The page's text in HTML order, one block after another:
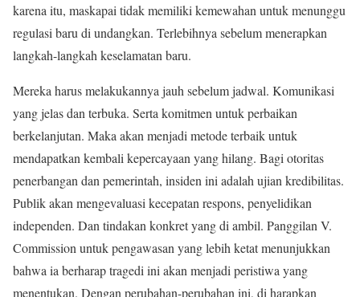
karena itu, maskapai tidak memiliki kemewahan untuk menunggu
regulasi baru di undangkan. Terlebihnya sebelum menerapkan
langkah-langkah keselamatan baru.
Mereka harus melakukannya jauh sebelum jadwal. Komunikasi
yang jelas dan terbuka. Serta komitmen untuk perbaikan
berkelanjutan. Maka akan menjadi metode terbaik untuk
mendapatkan kembali kepercayaan yang hilang. Bagi otoritas
penerbangan dan pemerintah, insiden ini adalah ujian kredibilitas.
Publik akan mengevaluasi kecepatan respons, penyelidikan
independen. Dan tindakan konkret yang di ambil. Panggilan V.
Commission untuk pengawasan yang lebih ketat menunjukkan
bahwa ia berharap tragedi ini akan menjadi peristiwa yang
menentukan. Dengan perubahan-perubahan ini, di harapkan